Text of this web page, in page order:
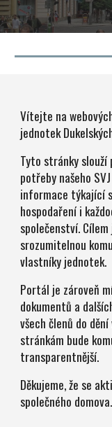
Vítejte na
jednotek
Tyto stránky slouží
potřeby našeho
informace týkající
hospodaření i
společenství.
srozumitelnou
vlastníky jednotek.
Portál je zároveň
dokumentů a
všech členů do
stránkám bude
transparentnější.
Děkujeme, že se
společného domova.